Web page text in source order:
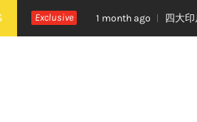
Exclusive
1 month ago 四大印尼金曲制